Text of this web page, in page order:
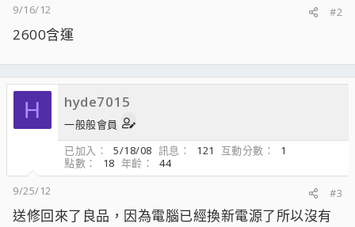
9/16/12
#2
2600含運
H hyde7015
一般般會員
已加入
5/18/08 訊息 121 互動分數
1
點數
18 年齡
44
9/25/12
#3
送修回來了良品，因為電腦已經換新電源了所以沒有